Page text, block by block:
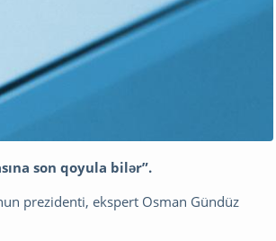
son qoyula bilər”.
prezidenti, ekspert Osman Gündüz